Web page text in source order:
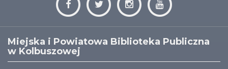
Miejska i Powiatowa Biblioteka Publiczna
w Kolbuszowej